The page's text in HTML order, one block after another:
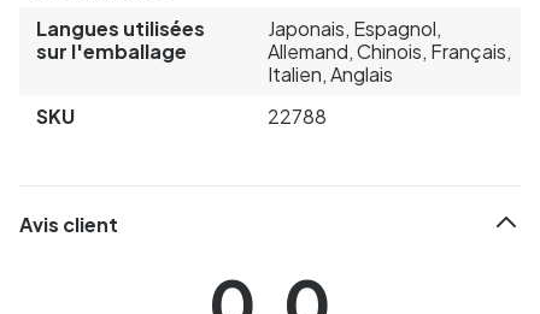
Langues utilisées
sur l'emballage
Japonais, Espagnol,
Allemand, Chinois, Français,
Italien, Anglais
SKU
22788
Avis client